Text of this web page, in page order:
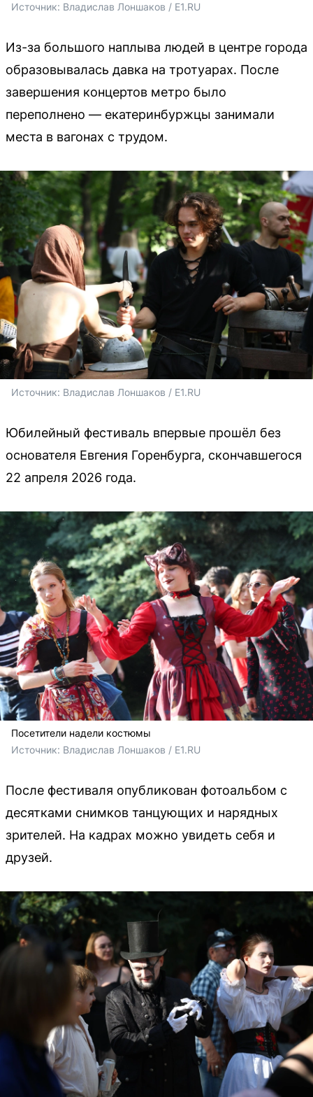
Источник: Владислав Лоншаков / E1.RU
Из-за большого наплыва людей в центре города
образовывалась давка на тротуарах. После
завершения концертов метро было
переполнено — екатеринбуржцы занимали
места в вагонах с трудом.
Источник: Владислав Лоншаков / E1.RU
Юбилейный фестиваль впервые прошёл без
основателя Евгения Горенбурга, скончавшегося
22 апреля 2026 года.
Посетители надели костюмы
Источник: Владислав Лоншаков / E1.RU
После фестиваля опубликован фотоальбом с
десятками снимков танцующих и нарядных
зрителей. На кадрах можно увидеть себя и
друзей.